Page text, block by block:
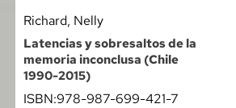
Richard, Nelly
Latencias y sobresaltos de la
memoria inconclusa (Chile
1990-2015)
ISBN:978-987-699-421-7